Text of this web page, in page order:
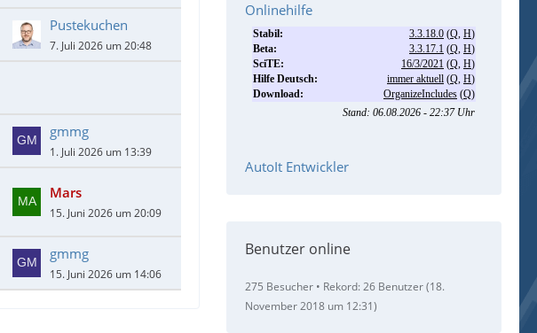
Pustekuchen
7. Juli 2026 um 20:48
gmmg
1. Juli 2026 um 13:39
Mars
15. Juni 2026 um 20:09
gmmg
15. Juni 2026 um 14:06
Onlinehilfe
AutoIt Entwickler
Benutzer online
275 Besucher Rekord: 26 Benutzer (18.
November 2018 um 12:31)